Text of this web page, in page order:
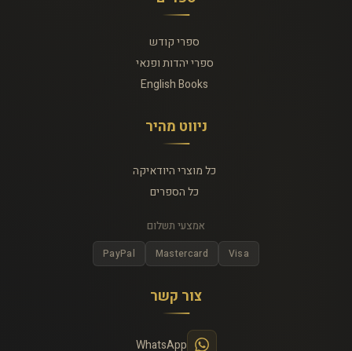
ספרי קודש
ספרי יהדות ופנאי
English Books
ניווט מהיר
כל מוצרי היודאיקה
כל הספרים
אמצעי תשלום
Visa
Mastercard
PayPal
צור קשר
WhatsApp